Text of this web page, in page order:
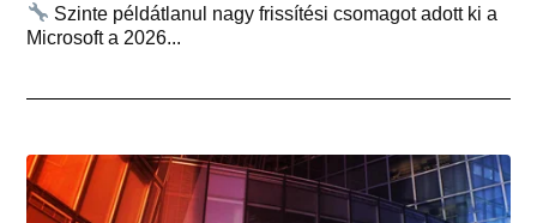
Szinte példátlanul nagy frissítési csomagot adott ki a
Microsoft a 2026...